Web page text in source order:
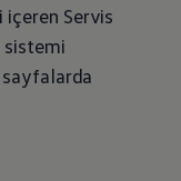
içeren Servis
sistemi